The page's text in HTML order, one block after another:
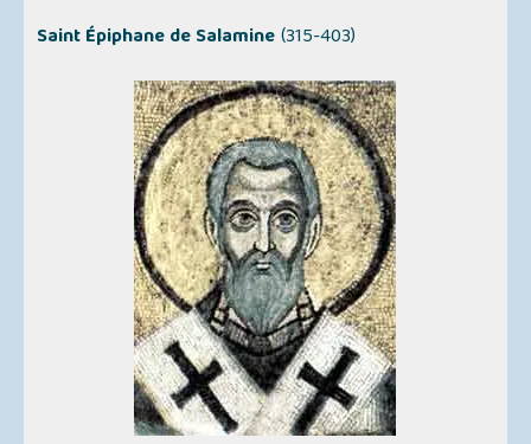
Saint Épiphane de Salamine(315-403)